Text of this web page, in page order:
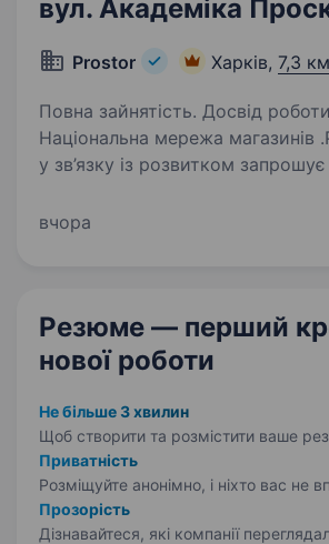
вул. Академіка
Prostor Харків, 7,3
Повна зайнятість. Досвід
Національна мережа магазинів
у зв’язку із розвитком
м. Харків (сел. Жуковського,
вчора
Резюме — перший
нової роботи
Не більше 3 хвилин
Щоб створити та розмістити ваше
Приватність
Розміщуйте анонімно, і ніхто вас не
Прозорість
Дізнавайтеся, які компанії